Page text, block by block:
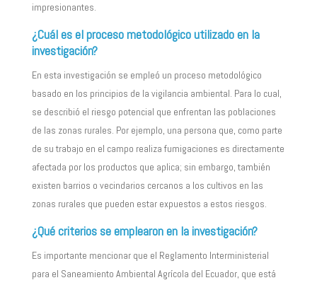
impresionantes.
¿Cuál es el proceso metodológico utilizado en la
investigación?
En esta investigación se empleó un proceso metodológico
basado en los principios de la vigilancia ambiental. Para lo cual,
se describió el riesgo potencial que enfrentan las poblaciones
de las zonas rurales. Por ejemplo, una persona que, como parte
de su trabajo en el campo realiza fumigaciones es directamente
afectada por los productos que aplica; sin embargo, también
existen barrios o vecindarios cercanos a los cultivos en las
zonas rurales que pueden estar expuestos a estos riesgos.
¿Qué criterios se emplearon en la investigación?
Es importante mencionar que el Reglamento Interministerial
para el Saneamiento Ambiental Agrícola del Ecuador, que está